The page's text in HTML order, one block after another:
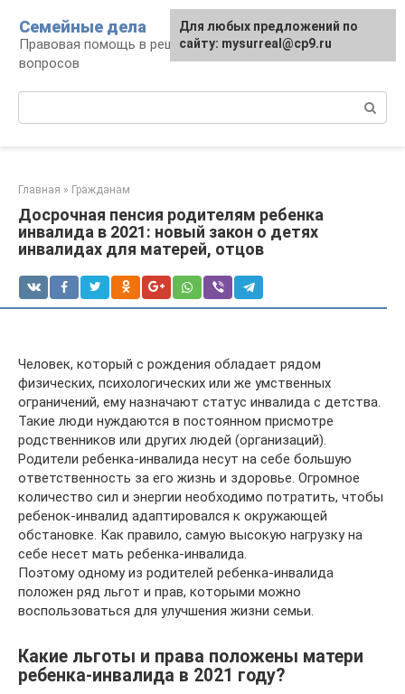
контенту
Семейные дела
Правовая помощь в решении семейных
вопросов
Главная » Гражданам
Досрочная пенсия родителям ребенка
инвалида в 2021: новый закон о детях
инвалидах для матерей, отцов
Человек, который с рождения обладает рядом
физических, психологических или же умственных
ограничений, ему назначают статус инвалида с детства.
Такие люди нуждаются в постоянном присмотре
родственников или других людей (организаций).
Родители ребенка-инвалида несут на себе большую
ответственность за его жизнь и здоровье. Огромное
количество сил и энергии необходимо потратить, чтобы
ребенок-инвалид адаптировался к окружающей
обстановке. Как правило, самую высокую нагрузку на
себе несет мать ребенка-инвалида.
Поэтому одному из родителей ребенка-инвалида
положен ряд льгот и прав, которыми можно
воспользоваться для улучшения жизни семьи.
Какие льготы и права положены матери
ребенка-инвалида в 2021 году?
Для любых предложений по
сайту: mysurreal@cp9.ru